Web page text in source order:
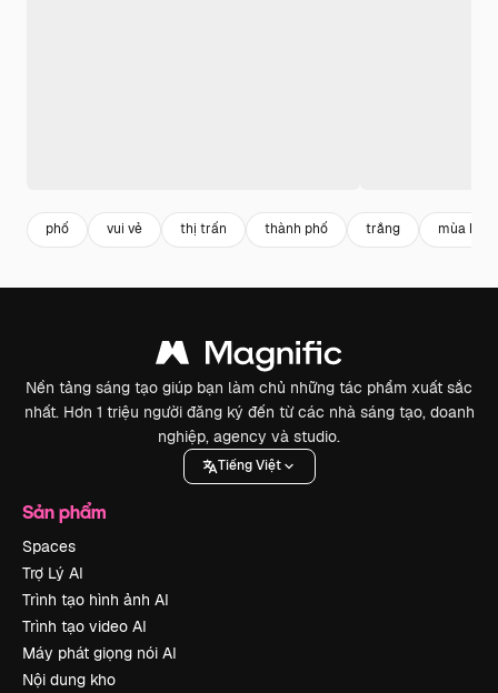
phố vui vẻ thị trấn thành phố trắng mùa hè
Nền tảng sáng tạo giúp bạn làm chủ những tác phẩm xuất sắc
nhất. Hơn 1 triệu người đăng ký đến từ các nhà sáng tạo, doanh
nghiệp, agency và studio.
Tiếng Việt
Sản phẩm
Spaces
Trợ Lý AI
Trình tạo hình ảnh AI
Trình tạo video AI
Máy phát giọng nói AI
Nội dung kho